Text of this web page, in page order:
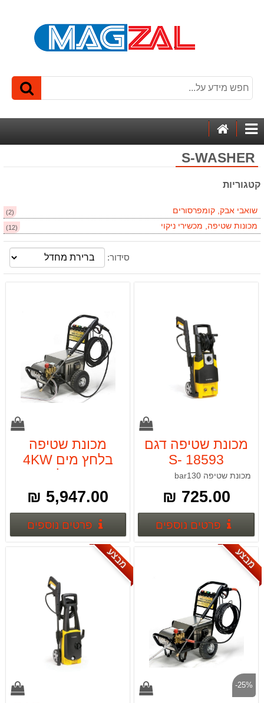
קטגוריותהבית
S-WASHER
קטגוריות
שואבי אבק, קומפרסורים (2)
מכונות שטיפה, מכשירי ניקוי (12)
סידור:
מכונת שטיפה דגם
18593 S-
WASHER 130
BAR
מכונת שטיפה bar130
725.00 ₪
פרטים נוספיםפרטים נוספים
מכונת שטיפה
בלחץ מים 4KW
S-WASHER
5,947.00 ₪
פרטים נוספים
מבצע
-25%
מבצע